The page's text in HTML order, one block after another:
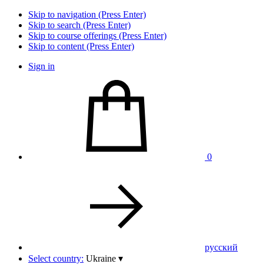
Skip to navigation (Press Enter)
Skip to search (Press Enter)
Skip to course offerings (Press Enter)
Skip to content (Press Enter)
Sign in
0
pусский
Select country: Ukraine ▾